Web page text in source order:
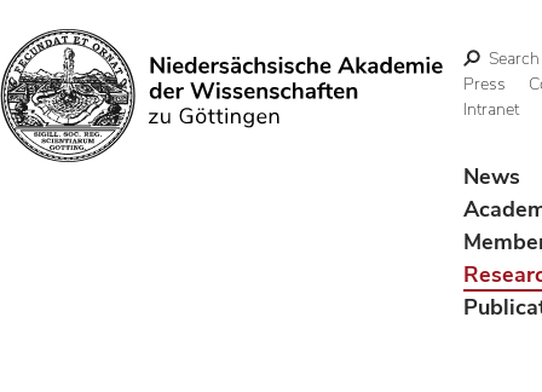
Search
Search
Press
Intranet
News